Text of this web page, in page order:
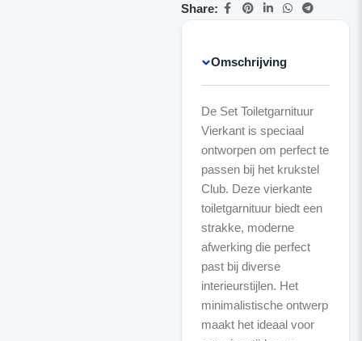
Share:
Omschrijving
De Set Toiletgarnituur
Vierkant is speciaal
ontworpen om perfect te
passen bij het krukstel
Club. Deze vierkante
toiletgarnituur biedt een
strakke, moderne
afwerking die perfect
past bij diverse
interieurstijlen. Het
minimalistische ontwerp
maakt het ideaal voor